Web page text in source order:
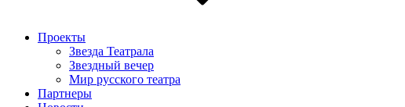
Проекты
Звезда Театрала
Звездный вечер
Мир русского театра
Партнеры